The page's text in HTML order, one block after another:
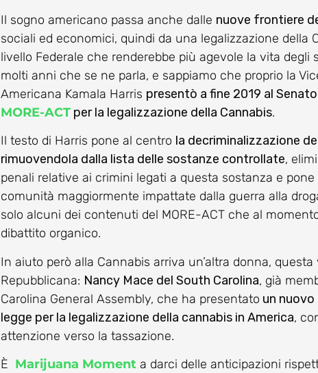
Il sogno americano passa anche dalle nuove frontiere
sociali ed economici, quindi da una legalizzazione della
livello Federale che renderebbe più agevole la vita degli
molti anni che se ne parla, e sappiamo che proprio la
Americana Kamala Harris presentò a fine 2019 al
MORE-ACT per la legalizzazione della Cannabis.
Il testo di Harris pone al centro la decriminalizzazione
rimuovendola dalla lista delle sostanze controllate,
penali relative ai crimini legati a questa sostanza e
comunità maggiormente impattate dalla guerra alla
solo alcuni dei contenuti del MORE-ACT che al
dibattito organico.
In aiuto però alla Cannabis arriva un’altra donna, questa
Repubblicana: Nancy Mace del South Carolina, già
Carolina General Assembly, che ha presentato un
legge per la legalizzazione della cannabis in America,
attenzione verso la tassazione.
È Marijuana Moment a darci delle anticipazioni